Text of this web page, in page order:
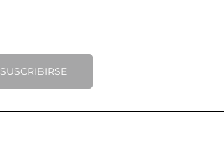
SUSCRIBIRSE